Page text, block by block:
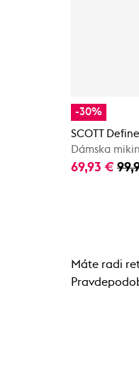
-30%
SCOTT
Dámska
69,93 €
Máte radi